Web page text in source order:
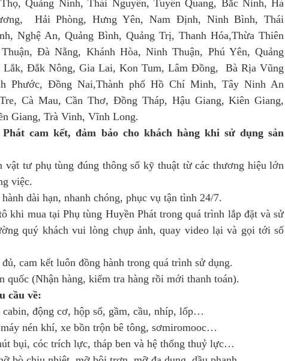
Quảng Ninh, Thái Nguyên, Tuyên Quang, Bắc Ninh, Hà
Hải Phòng, Hưng Yên, Nam Định, Ninh Bình, Thái
Nghệ An, Quảng Bình, Quảng Trị, Thanh Hóa,Thừa Thiên
Đà Nẵng, Khánh Hòa, Ninh Thuận, Phú Yên, Quảng
Lắk, Đắk Nông, Gia Lai, Kon Tum, Lâm Đồng, Bà Rịa Vũng
Phước, Đồng Nai,Thành phố Hồ Chí Minh, Tây Ninh An
Cà Mau, Cần Thơ, Đồng Tháp, Hậu Giang, Kiên Giang,
Giang, Trà Vinh, Vĩnh Long.
cam kết, đảm bảo cho khách hàng khi sử dụng sản
vật tư phụ tùng đúng thông số kỹ thuật từ các thương hiệu lớn
việc.
dài hạn, nhanh chóng, phục vụ tận tình 24/7.
khi mua tại Phụ tùng Huyền Phát trong quá trình lắp đặt và sử
quý khách vui lòng chụp ảnh, quay video lại và gọi tới số
cam kết luôn đồng hành trong quá trình sử dụng.
quốc (Nhận hàng, kiểm tra hàng rồi mới thanh toán).
cầu về:
cabin, động cơ, hộp số, gầm, cầu, nhíp, lốp…
nén khí, xe bồn trộn bê tông, sơmiromooc…
bụi, cóc trích lực, tháp ben và hệ thống thuỷ lực…